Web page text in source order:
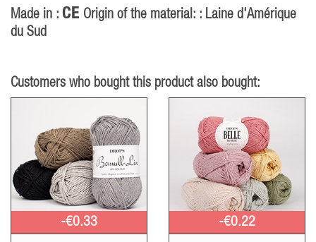
Made in : CE Origin of the material: : Laine d'Amérique
du Sud
Customers who bought this product also bought:
-€0.33 -€0.22